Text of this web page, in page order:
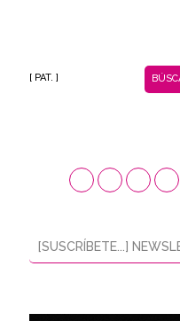
[ PAT. ]
[SUSCRÍBETE...]